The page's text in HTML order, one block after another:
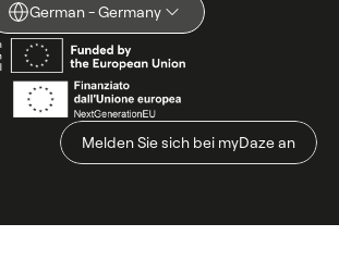
Melden Sie sich bei myDaze an
Melden Sie sich bei myDaze an
German - Germany